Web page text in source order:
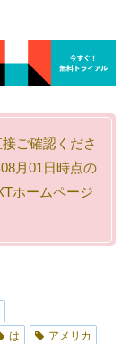
ご確認くださ
月01日時点の
ホームページ
は
アメリカ